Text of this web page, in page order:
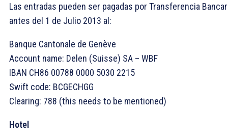
Las entradas pueden ser pagadas por Transferencia
antes del 1 de Julio 2013 al:
Banque Cantonale de Genève
Account name: Delen (Suisse) SA – WBF
IBAN CH86 00788 0000 5030 2215
Swift code: BCGECHGG
Clearing: 788 (this needs to be mentioned)
Hotel